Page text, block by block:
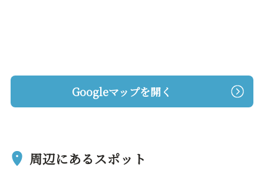
Googleマップを開く
周辺にあるスポット